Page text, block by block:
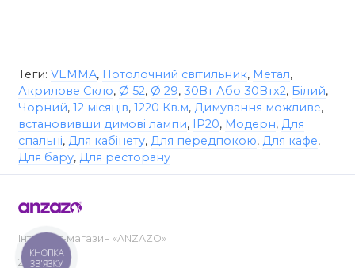
Теги: VEMMA, Потолочний світильник, Метал,
Акрилове Скло, Ø 52, Ø 29, 30Вт Або 30Втx2, Білий,
Чорний, 12 місяців, 1220 Кв.м, Димування можливе,
встановивши димові лампи, IP20, Модерн, Для
спальні, Для кабінету, Для передпокою, Для кафе,
Для бару, Для ресторану
Інтернет-магазин «ANZAZO»
2019-2026
КНОПКА
ЗВ'ЯЗКУ